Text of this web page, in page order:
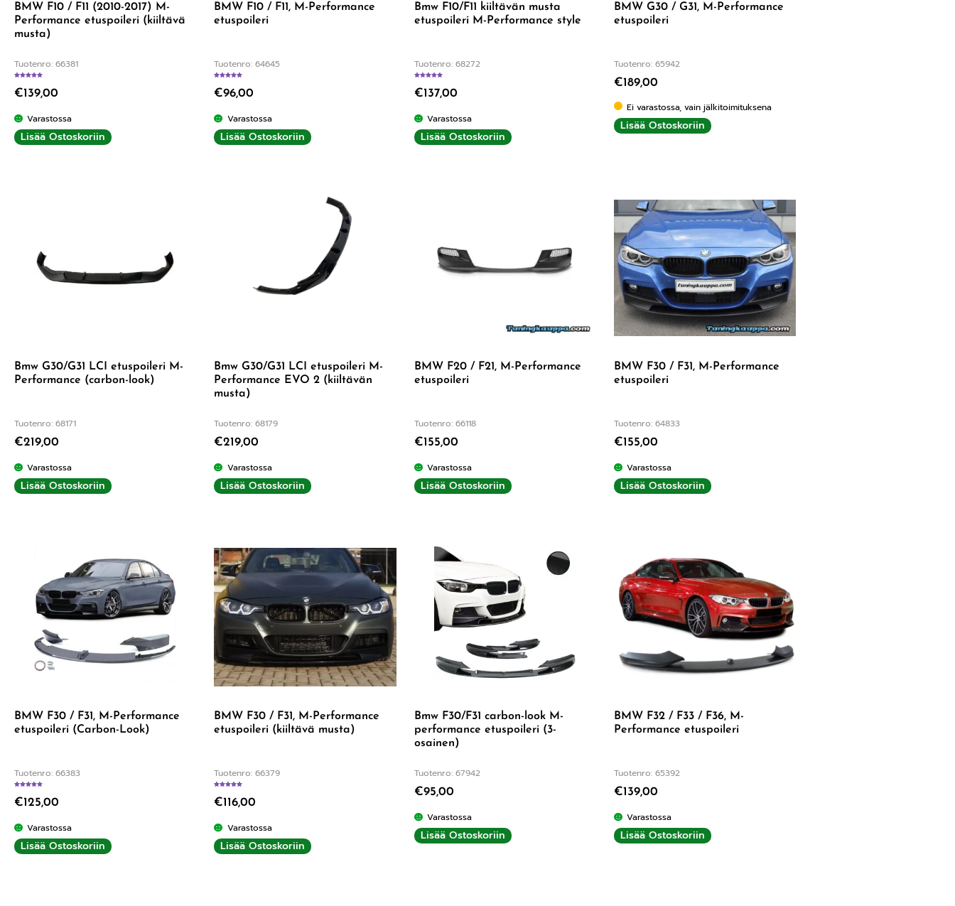
BMW F10 / F11 (2010-2017) M-
Performance etuspoileri (kiiltävä
musta)
Tuotenro: 66381
€139,00
Varastossa
Lisää Ostoskoriin
BMW F10 / F11, M-Performance
etuspoileri
Tuotenro: 64645
€96,00
Varastossa
Lisää Ostoskoriin
Bmw F10/F11 kiiltävän musta
etuspoileri M-Performance style
Tuotenro: 68272
€137,00
Varastossa
Lisää Ostoskoriin
BMW G30 / G31, M-Performance
etuspoileri
Tuotenro: 65942
€189,00
Ei varastossa, vain jälkitoimituksena
Lisää Ostoskoriin
Bmw G30/G31 LCI etuspoileri M-
Performance (carbon-look)
Tuotenro: 68171
€219,00
Varastossa
Lisää Ostoskoriin
Bmw G30/G31 LCI etuspoileri M-
Performance EVO 2 (kiiltävän
musta)
Tuotenro: 68179
€219,00
Varastossa
Lisää Ostoskoriin
BMW F20 / F21, M-Performance
etuspoileri
Tuotenro: 66118
€155,00
Varastossa
Lisää Ostoskoriin
BMW F30 / F31, M-Performance
etuspoileri
Tuotenro: 64833
€155,00
Varastossa
Lisää Ostoskoriin
BMW F30 / F31, M-Performance
etuspoileri (Carbon-Look)
Tuotenro: 66383
€125,00
Varastossa
Lisää Ostoskoriin
BMW F30 / F31, M-Performance
etuspoileri (kiiltävä musta)
Tuotenro: 66379
€116,00
Varastossa
Lisää Ostoskoriin
Bmw F30/F31 carbon-look M-
performance etuspoileri (3-
osainen)
Tuotenro: 67942
€95,00
Varastossa
Lisää Ostoskoriin
BMW F32 / F33 / F36, M-
Performance etuspoileri
Tuotenro: 65392
€139,00
Varastossa
Lisää Ostoskoriin